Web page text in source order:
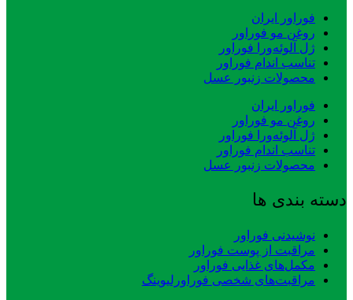
فوراور ایران
روغن مو فوراور
ژل آلوئه‌ورا فوراور
تناسب اندام فوراور
محصولات زنبور عسل
فوراور ایران
روغن مو فوراور
ژل آلوئه‌ورا فوراور
تناسب اندام فوراور
محصولات زنبور عسل
دسته بندی ها
نوشیدنی فوراور
مراقبت از پوست فوراور
مکمل‌های غذایی فوراور
مراقبت‌های شخصی فوراورلیوینگ